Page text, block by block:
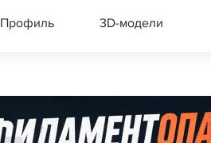
Профиль 3D-модели